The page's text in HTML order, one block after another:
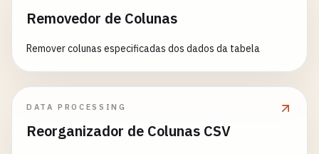
Removedor de Colunas
Remover colunas especificadas dos dados da tabela
DATA PROCESSING
Reorganizador de Colunas CSV